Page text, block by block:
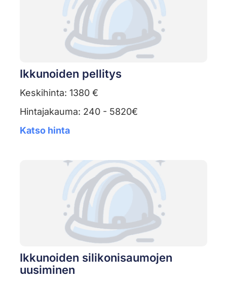
Ikkunoiden pellitys
Keskihinta: 1380 €
Hintajakauma: 240 - 5820€
Katso hinta
Ikkunoiden silikonisaumojen
uusiminen